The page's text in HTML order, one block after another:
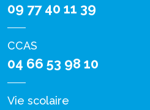
09 77 40 11 39
CCAS
04 66 53 98 10
Vie scolaire